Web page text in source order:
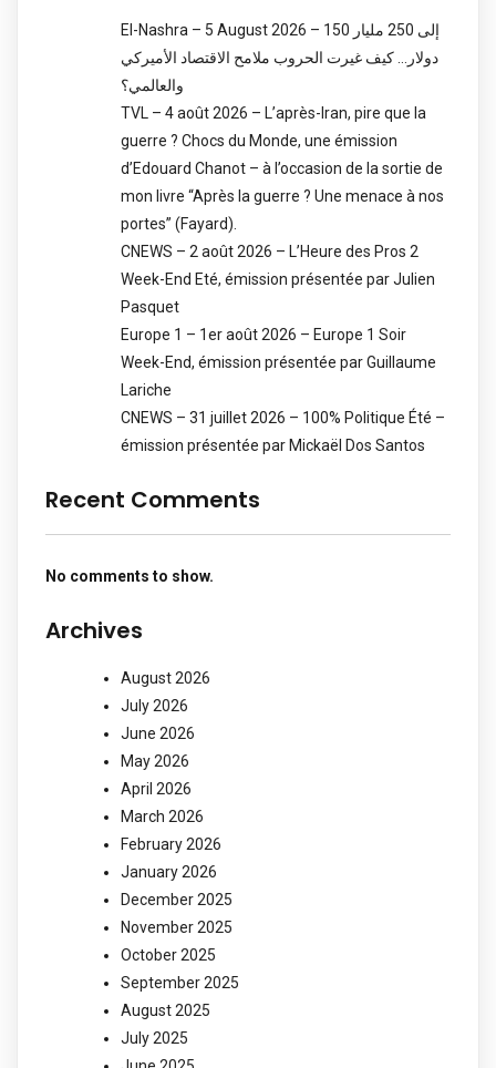
El-Nashra – 5 August 2026 – 150 إلى 250 مليار
دولار… كيف غيرت الحروب ملامح الاقتصاد الأميركي
والعالمي؟
TVL – 4 août 2026 – L’après-Iran, pire que la
guerre ? Chocs du Monde, une émission
d’Edouard Chanot – à l’occasion de la sortie de
mon livre “Après la guerre ? Une menace à nos
portes” (Fayard).
CNEWS – 2 août 2026 – L’Heure des Pros 2
Week-End Eté, émission présentée par Julien
Pasquet
Europe 1 – 1er août 2026 – Europe 1 Soir
Week-End, émission présentée par Guillaume
Lariche
CNEWS – 31 juillet 2026 – 100% Politique Été –
émission présentée par Mickaël Dos Santos
Recent Comments
No comments to show.
Archives
August 2026
July 2026
June 2026
May 2026
April 2026
March 2026
February 2026
January 2026
December 2025
November 2025
October 2025
September 2025
August 2025
July 2025